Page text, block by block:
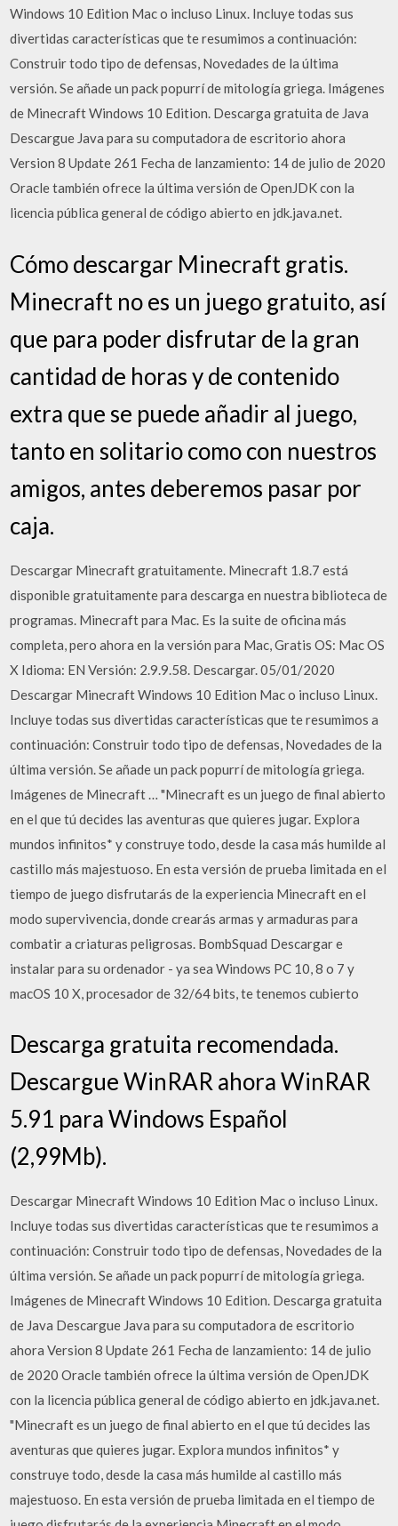
Windows 10 Edition Mac o incluso Linux. Incluye todas sus
divertidas características que te resumimos a continuación:
Construir todo tipo de defensas, Novedades de la última
versión. Se añade un pack popurrí de mitología griega. Imágenes
de Minecraft Windows 10 Edition. Descarga gratuita de Java
Descargue Java para su computadora de escritorio ahora
Version 8 Update 261 Fecha de lanzamiento: 14 de julio de 2020
Oracle también ofrece la última versión de OpenJDK con la
licencia pública general de código abierto en jdk.java.net.
Cómo descargar Minecraft gratis.
Minecraft no es un juego gratuito, así
que para poder disfrutar de la gran
cantidad de horas y de contenido
extra que se puede añadir al juego,
tanto en solitario como con nuestros
amigos, antes deberemos pasar por
caja.
Descargar Minecraft gratuitamente. Minecraft 1.8.7 está
disponible gratuitamente para descarga en nuestra biblioteca de
programas. Minecraft para Mac. Es la suite de oficina más
completa, pero ahora en la versión para Mac, Gratis OS: Mac OS
X Idioma: EN Versión: 2.9.9.58. Descargar. 05/01/2020
Descargar Minecraft Windows 10 Edition Mac o incluso Linux.
Incluye todas sus divertidas características que te resumimos a
continuación: Construir todo tipo de defensas, Novedades de la
última versión. Se añade un pack popurrí de mitología griega.
Imágenes de Minecraft … "Minecraft es un juego de final abierto
en el que tú decides las aventuras que quieres jugar. Explora
mundos infinitos* y construye todo, desde la casa más humilde al
castillo más majestuoso. En esta versión de prueba limitada en el
tiempo de juego disfrutarás de la experiencia Minecraft en el
modo supervivencia, donde crearás armas y armaduras para
combatir a criaturas peligrosas. BombSquad Descargar e
instalar para su ordenador - ya sea Windows PC 10, 8 o 7 y
macOS 10 X, procesador de 32/64 bits, te tenemos cubierto
Descarga gratuita recomendada.
Descargue WinRAR ahora WinRAR
5.91 para Windows Español
(2,99Mb).
Descargar Minecraft Windows 10 Edition Mac o incluso Linux.
Incluye todas sus divertidas características que te resumimos a
continuación: Construir todo tipo de defensas, Novedades de la
última versión. Se añade un pack popurrí de mitología griega.
Imágenes de Minecraft Windows 10 Edition. Descarga gratuita
de Java Descargue Java para su computadora de escritorio
ahora Version 8 Update 261 Fecha de lanzamiento: 14 de julio
de 2020 Oracle también ofrece la última versión de OpenJDK
con la licencia pública general de código abierto en jdk.java.net.
"Minecraft es un juego de final abierto en el que tú decides las
aventuras que quieres jugar. Explora mundos infinitos* y
construye todo, desde la casa más humilde al castillo más
majestuoso. En esta versión de prueba limitada en el tiempo de